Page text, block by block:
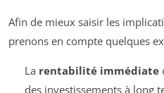
Afin de mieux saisir les
prenons en compte quelques
La rentabilité immédiate
des investissements à long